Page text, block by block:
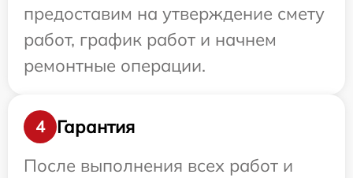
предоставим на утверждение смету
работ, график работ и начнем
ремонтные операции.
4
Гарантия
После выполнения всех работ и